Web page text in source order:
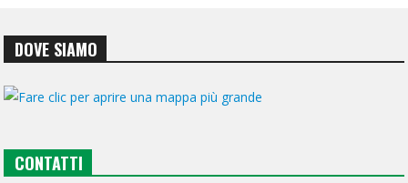
DOVE SIAMO
CONTATTI